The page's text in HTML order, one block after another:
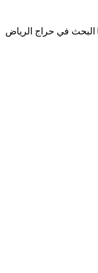
البحث في حراج الرياض